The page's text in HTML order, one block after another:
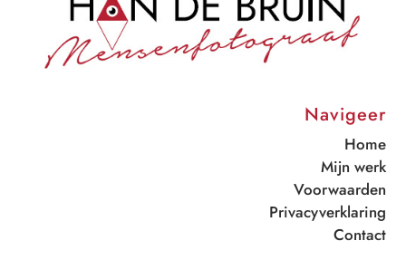
Navigeer
Home
Mijn werk
Voorwaarden
Privacyverklaring
Contact